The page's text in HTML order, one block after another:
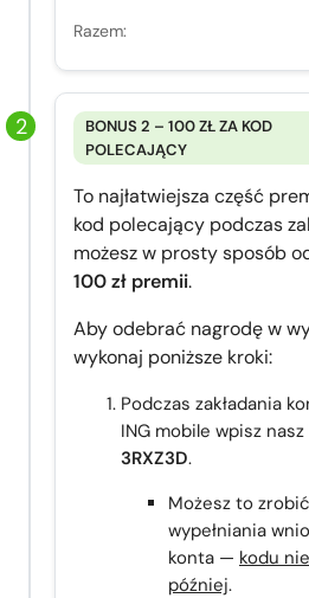
Razem:
BONUS 2 – 100 ZŁ ZA KOD
POLECAJĄCY
To najłatwiejsza część
kod polecający podczas
możesz w prosty sposób
100 zł premii.
Aby odebrać nagrodę w
wykonaj poniższe kroki:
Podczas zakładania
ING mobile wpisz
3RXZ3D.
Możesz to
wypełniania
konta — kodu
później.